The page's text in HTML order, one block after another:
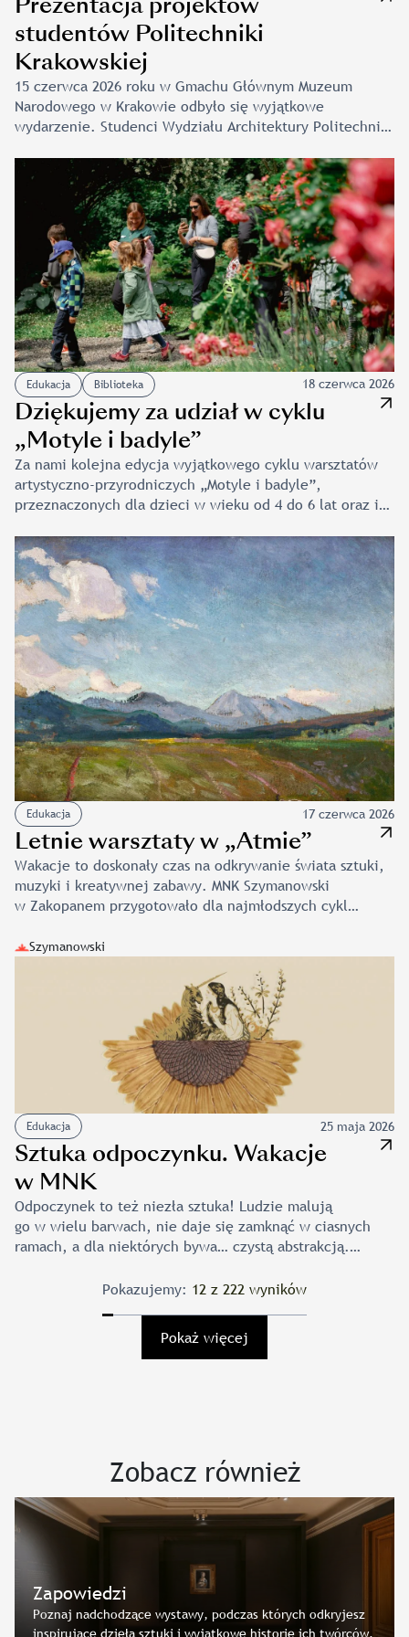
studentów Politechniki
Krakowskiej
15 czerwca 2026 roku w Gmachu Głównym Muzeum
Narodowego w Krakowie odbyło się wyjątkowe
wydarzenie. Studenci Wydziału Architektury Politechniki
zagospodarowania placu przed Muzeum. Projekty
te powstały w ramach zajęć semestralnych
pod kierunkiem prof. dr hab. inż. arch. Justyny
Kobylarczyk, we współpracy z zespołem dydaktycznym
w składzie: dr inż. arch. Elżbieta Kusińska, dr inż. arch.
Karolina Dudzic-Gyurkovich, dr inż. arch. Maria Lubelska
oraz dr inż. arch. Mariusz Pers. Uroczystość swoją
obecnością uświetnili wyjątkowi […]
Edukacja Biblioteka 18 czerwca 2026
Dziękujemy za udział w cyklu
„Motyle i badyle”
Za nami kolejna edycja wyjątkowego cyklu warsztatów
artystyczno-przyrodniczych „Motyle i badyle”,
przeznaczonych dla dzieci w wieku od 4 do 6 lat oraz ich
bezpośrednią odpowiedź na ogromne zainteresowanie
ubiegłoroczną odsłoną projektu, która w 2025 roku
została wyróżniona przez rodziców w prestiżowym
plebiscycie „Słoneczniki”. Mamy głęboką nadzieję,
że tegoroczna edycja przyniosła wszystkim uczestnikom
równie wiele satysfakcji i inspiracji. Podczas spotkań
udowodniliśmy, że bogate zbiory sztuki
oraz różnorodność […]
Edukacja 17 czerwca 2026
Letnie warsztaty w „Atmie”
Wakacje to doskonały czas na odkrywanie świata sztuki,
muzyki i kreatywnej zabawy. MNK Szymanowski
w Zakopanem przygotowało dla najmłodszych cykl
rozwijać wyobraźnię, poznawać różnorodne techniki
artystyczne oraz doświadczać muzyki w twórczy
i angażujący sposób. Świat malowany woskiem Terminy:
16 lipca, 27 sierpnia, godz. 12:00-13:30 (warsztaty
są powtarzane w wymienionych terminach)
A gdyby tak na pustej kartce nakreślić wzory białą
świecą? Jak później je wydobyć? Jak […]
Szymanowski
Edukacja 25 maja 2026
Sztuka odpoczynku. Wakacje
w MNK
Odpoczynek to też niezła sztuka! Ludzie malują
go w wielu barwach, nie daje się zamknąć w ciasnych
ramach, a dla niektórych bywa… czystą abstrakcją.
magicznych możliwości: znajdzie się tutaj miejsce
a także… ciszę i wytchnienie. Sprawdźcie nasze przepisy
Pokazujemy: 12 z 222 wyników
Pokaż więcej
Zobacz również
Zapowiedzi
Poznaj nadchodzące wystawy, podczas których odkryjesz
inspirujące dzieła sztuki i wyjątkowe historie ich twórców.